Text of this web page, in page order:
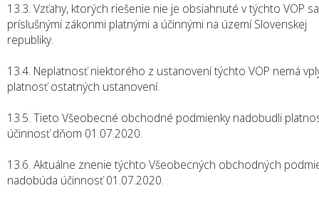
13.3. Vzťahy, ktorých riešenie nie je obsiahnuté v týchto VOP
príslušnými zákonmi platnými a účinnými na území Slovenskej
republiky.
13.4. Neplatnosť niektorého z ustanovení týchto VOP nemá
platnosť ostatných ustanovení.
13.5. Tieto Všeobecné obchodné podmienky nadobudli
účinnosť dňom 01.07.2020.
13.6. Aktuálne znenie týchto Všeobecných obchodných
nadobúda účinnosť 01.07.2020.